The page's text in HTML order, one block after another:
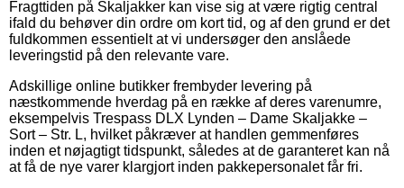
Fragttiden på Skaljakker kan vise sig at være rigtig central
ifald du behøver din ordre om kort tid, og af den grund er det
fuldkommen essentielt at vi undersøger den anslåede
leveringstid på den relevante vare.
Adskillige online butikker frembyder levering på
næstkommende hverdag på en række af deres varenumre,
eksempelvis Trespass DLX Lynden – Dame Skaljakke –
Sort – Str. L, hvilket påkræver at handlen gemmenføres
inden et nøjagtigt tidspunkt, således at de garanteret kan nå
at få de nye varer klargjort inden pakkepersonalet får fri.